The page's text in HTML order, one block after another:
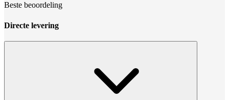
Beste beoordeling
Directe levering